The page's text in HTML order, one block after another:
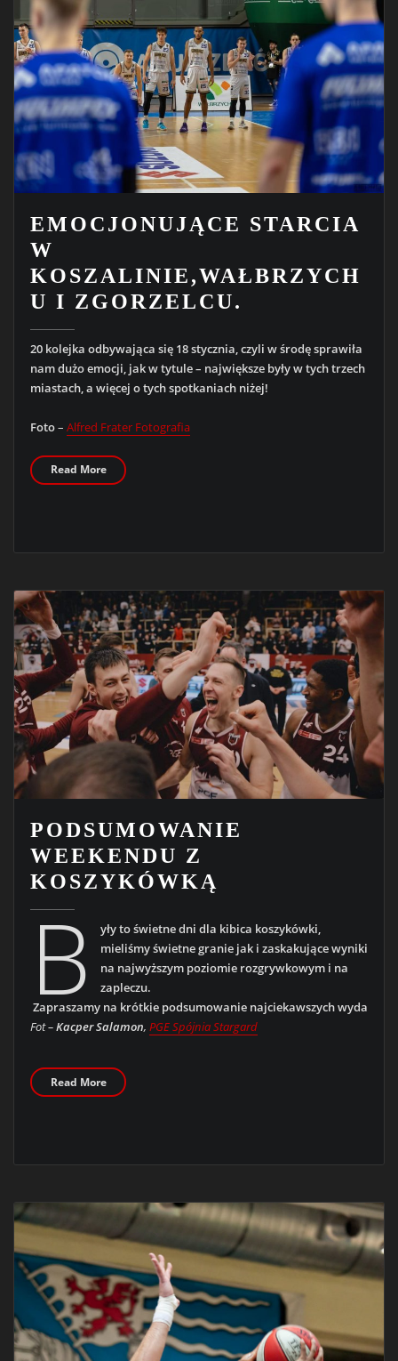
EMOCJONUJĄCE STARCIA
W
KOSZALINIE,WAŁBRZYCH
U I ZGORZELCU.
20 kolejka odbywająca się 18 stycznia, czyli w środę sprawiła
nam dużo emocji, jak w tytule – największe były w tych trzech
miastach, a więcej o tych spotkaniach niżej!
Foto– Alfred Frater Fotografia
Read More
PODSUMOWANIE
WEEKENDU Z
KOSZYKÓWKĄ
B
yły to świetne dni dla kibica koszykówki,
mieliśmy świetne granie jak i zaskakujące wyniki
na najwyższym poziomie rozgrywkowym i na
zapleczu.
Zapraszamy na krótkie podsumowanie najciekawszych wydarzeń!
Fot –Kacper Salamon, PGE Spójnia Stargard
Read More